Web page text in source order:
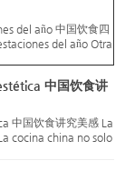
del año 中国饮食四
del año Otra
中国饮食讲
中国饮食讲究美感 La
cocina china no solo